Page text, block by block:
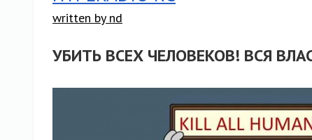
written by nd
УБИТЬ ВСЕХ ЧЕЛОВЕКОВ! ВСЯ